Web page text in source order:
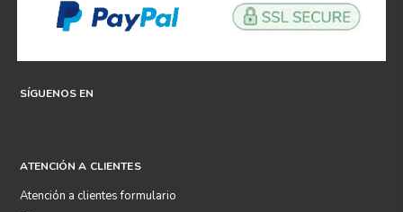
SÍGUENOS EN
ATENCIÓN A CLIENTES
Atención a clientes formulario